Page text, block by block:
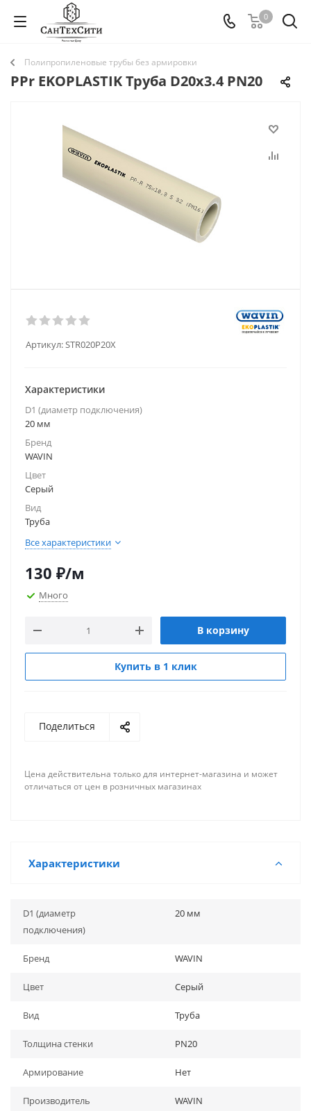
0
Полипропиленовые трубы без армировки
PPr EKOPLASTIK Труба D20х3.4 PN20
Артикул:STR020P20X
Характеристики
D1 (диаметр подключения)
20 мм
Бренд
WAVIN
Цвет
Серый
Вид
Труба
Все характеристики
130 ₽/м
Много
В корзину
Купить в 1 клик
Поделиться
Цена действительна только для интернет-магазина и может
отличаться от цен в розничных магазинах
Характеристики
D1 (диаметр
подключения)
20 мм
Бренд WAVIN
Цвет Серый
Вид Труба
Толщина стенки PN20
Армирование Нет
Производитель WAVIN